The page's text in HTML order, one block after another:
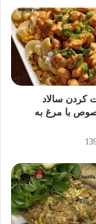
کردن سالاد
با مرغ به